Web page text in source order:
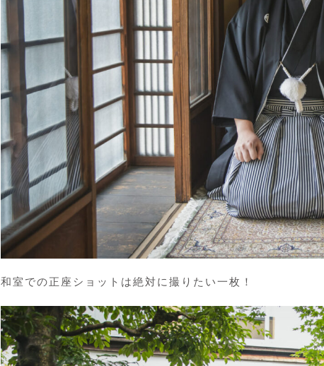
和室での正座ショットは絶対に撮りたい一枚！